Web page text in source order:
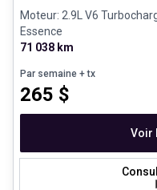
Moteur: 2.9L V6
Essence
71 038 km
Par semaine + tx
265 $
Voir